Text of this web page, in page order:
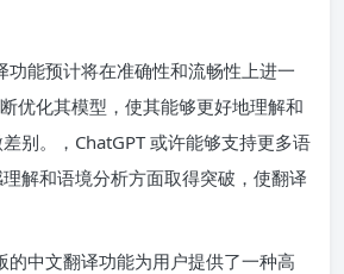
功能预计将在准确性和流畅性上进一
优化其模型，使其能够更好地理解和
别。，ChatGPT 或许能够支持更多语
解和语境分析方面取得突破，使翻译
的中文翻译功能为用户提供了一种高